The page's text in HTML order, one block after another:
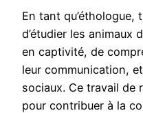
En tant qu’éthologue,
d’étudier les animaux
en captivité, de
leur communication,
sociaux. Ce travail de
pour contribuer à la